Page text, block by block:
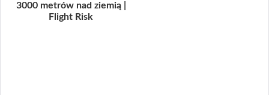
3000 metrów nad ziemią |
Flight Risk